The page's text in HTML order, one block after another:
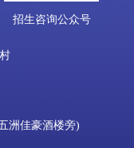
招生咨询公众号
洲佳豪酒楼旁)